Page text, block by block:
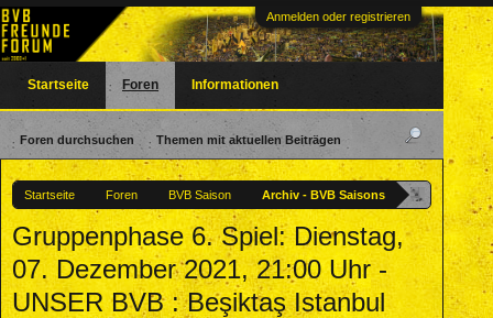
Anmelden oder registrieren
Startseite Foren BVB Saison Archiv - BVB Saisons
Gruppenphase 6. Spiel: Dienstag,
07. Dezember 2021, 21:00 Uhr -
UNSER BVB : Beşiktaş Istanbul
Startseite Foren
Foren durchsuchen Themen mit aktuellen Beiträgen
Informationen